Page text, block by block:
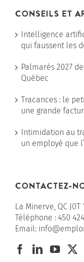
CONSEILS ET
Intelligence
qui faussent les
Palmarès 2027
Québec
Tracances : le
une grande
Intimidation au
un employé que
CONTACTEZ-
La Minerve, QC J0T
Téléphone : 450
Email: